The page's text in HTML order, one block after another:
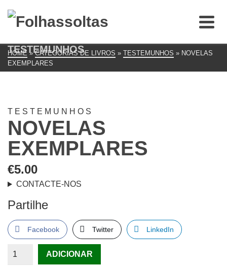
TESTEMUNHOS
HOME » CATEGORIAS DE LIVROS » TESTEMUNHOS » NOVELAS
EXEMPLARES
TESTEMUNHOS
NOVELAS
EXEMPLARES
€5.00
CONTACTE-NOS
Partilhe
Facebook Twitter LinkedIn
QuantidadeADICIONAR